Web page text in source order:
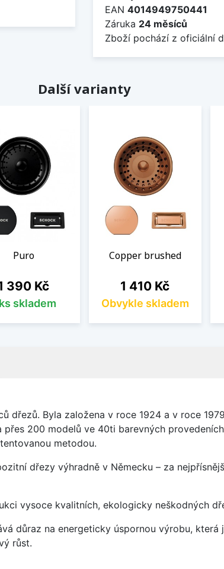
EAN 4014949750441
Záruka 24 měsíců
Zboží pochází z oficiální
Další varianty
Puro
390 Kč
skladem
Copper brushed
Cena
1 410 Kč
Obvykle skladem
dřezů. Byla založena v roce 1924 a v roce
200 modelů ve 40ti barevných
metodou.
dřezy výhradně v Německu – za
vysoce kvalitních, ekologicky neškodných
důraz na energeticky úspornou výrobu,
růst.